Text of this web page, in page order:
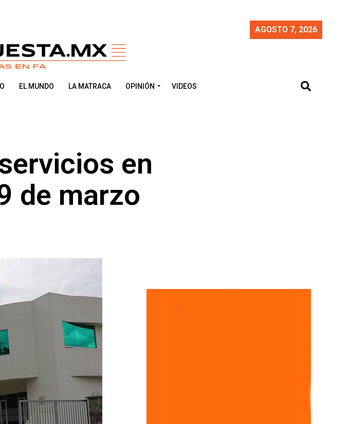
AGOSTO 7, 2026
EL MUNDO LA MATRACA OPINIÓN VIDEOS
en
de marzo